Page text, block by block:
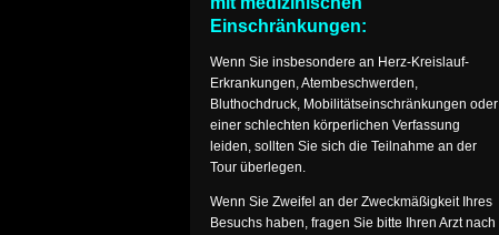
Einschränkungen:
Wenn Sie insbesondere an Herz-Kreislauf-
Erkrankungen, Atembeschwerden,
Bluthochdruck, Mobilitätseinschränkungen oder
einer schlechten körperlichen Verfassung
leiden, sollten Sie sich die Teilnahme an der
Tour überlegen.
Wenn Sie Zweifel an der Zweckmäßigkeit Ihres
Besuchs haben, fragen Sie bitte Ihren Arzt nach